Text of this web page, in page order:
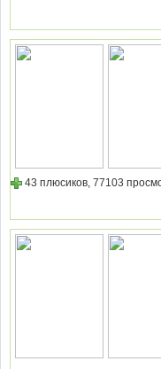
43 плюсиков, 77103